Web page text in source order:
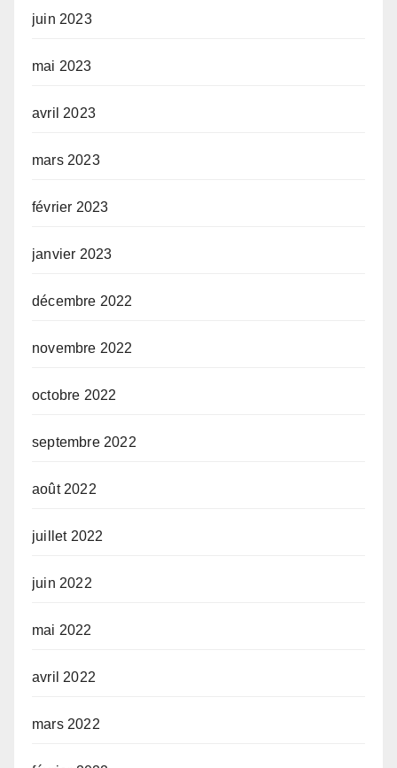
juin 2023
mai 2023
avril 2023
mars 2023
février 2023
janvier 2023
décembre 2022
novembre 2022
octobre 2022
septembre 2022
août 2022
juillet 2022
juin 2022
mai 2022
avril 2022
mars 2022